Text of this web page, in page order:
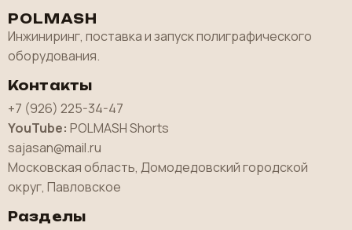
POLMASH
Инжиниринг, поставка и запуск полиграфического
оборудования.
Контакты
+7 (926) 225-34-47
YouTube: POLMASH Shorts
sajasan@mail.ru
Московская область, Домодедовский городской
округ, Павловское
Разделы